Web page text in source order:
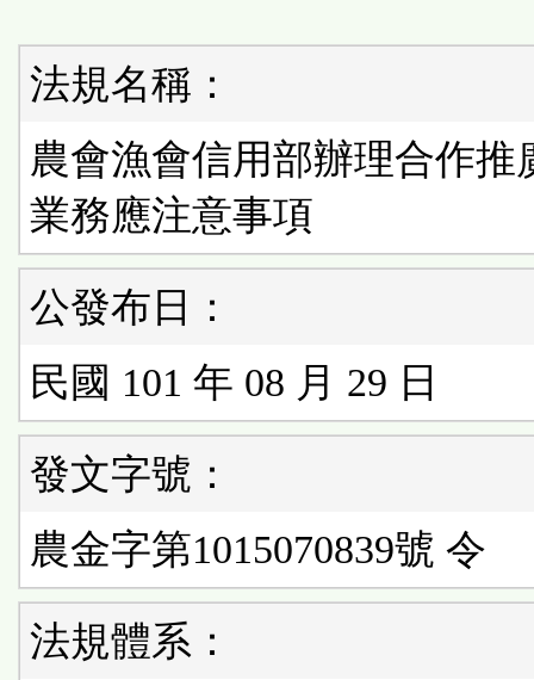
法規名稱：
農會漁會信用部辦理合作推
業務應注意事項
公發布日：
民國 101 年 08 月 29 日
發文字號：
農金字第1015070839號 令
法規體系：